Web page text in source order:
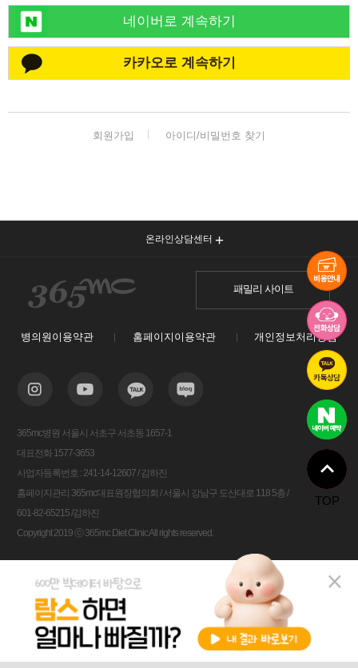
네이버로 계속하기
카카오로 계속하기
회원가입 아이디/비밀번호 찾기
TOP
비용안내 전화상담 카톡상담
온라인상담센터
패밀리 사이트
병의원이용약관 홈페이지이용약관 개인정보처리방침
365mc병원 서울시 서초구 서초동 1657-1
대표전화 1577-3653
사업자등록번호 : 241-14-12607 / 김하진
홈페이지관리 365mc대표원장협의회 / 서울시 강남구 도산대로 118 5층 /
601-82-65215 /김하진
Copyright 2019 ⓒ 365mc Diet Clinic All rights reserved.